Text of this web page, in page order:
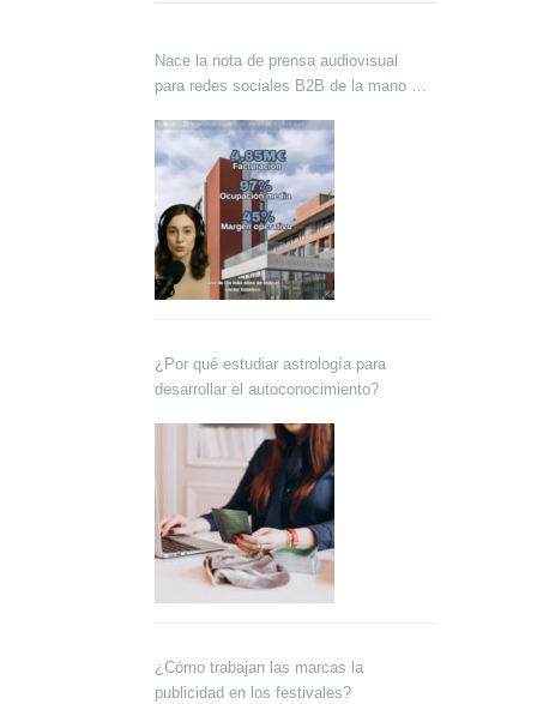
Nace la nota de prensa audiovisual
para redes sociales B2B de la mano de
¿Por qué estudiar astrología para
desarrollar el autoconocimiento?
¿Cómo trabajan las marcas la
publicidad en los festivales?